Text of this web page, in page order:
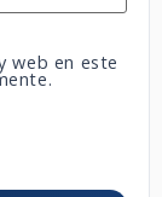
web en este